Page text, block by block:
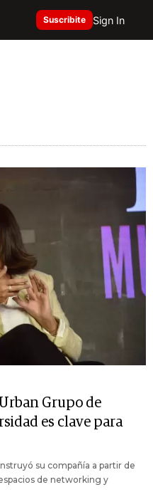
Suscribite Sign In
Grupo de
es clave para
su compañía a partir de
de networking y